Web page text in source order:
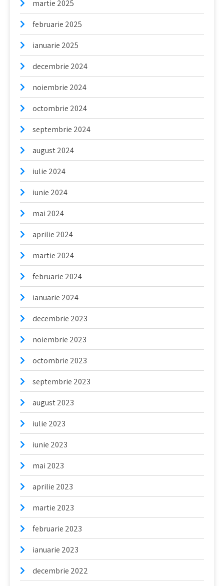
martie 2025
februarie 2025
ianuarie 2025
decembrie 2024
noiembrie 2024
octombrie 2024
septembrie 2024
august 2024
iulie 2024
iunie 2024
mai 2024
aprilie 2024
martie 2024
februarie 2024
ianuarie 2024
decembrie 2023
noiembrie 2023
octombrie 2023
septembrie 2023
august 2023
iulie 2023
iunie 2023
mai 2023
aprilie 2023
martie 2023
februarie 2023
ianuarie 2023
decembrie 2022